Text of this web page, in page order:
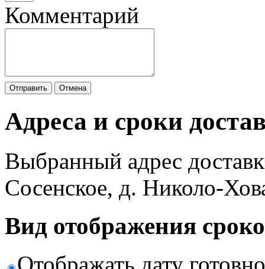
Комментарий
Отправить Отмена
Адреса и сроки
Выбранный адрес
Сосенское, д. Николо-
Вид отображения